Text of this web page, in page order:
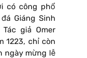
có công phổ
Giáng Sinh
giả Omer
1223, chỉ còn
ngày mừng lễ